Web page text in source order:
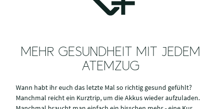
MEHR GESUNDHEIT MIT JEDEM
ATEMZUG
Wann habt ihr euch das letzte Mal so richtig gesund gefühlt?
Manchmal reicht ein Kurztrip, um die Akkus wieder aufzuladen.